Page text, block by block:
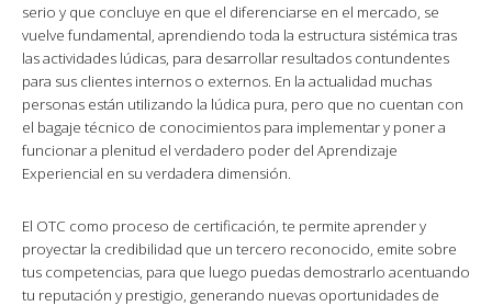
serio y que concluye en que el diferenciarse en el mercado, se
vuelve fundamental, aprendiendo toda la estructura sistémica tras
las actividades lúdicas, para desarrollar resultados contundentes
para sus clientes internos o externos. En la actualidad muchas
personas están utilizando la lúdica pura, pero que no cuentan con
el bagaje técnico de conocimientos para implementar y poner a
funcionar a plenitud el verdadero poder del Aprendizaje
Experiencial en su verdadera dimensión.
El OTC como proceso de certificación, te permite aprender y
proyectar la credibilidad que un tercero reconocido, emite sobre
tus competencias, para que luego puedas demostrarlo acentuando
tu reputación y prestigio, generando nuevas oportunidades de